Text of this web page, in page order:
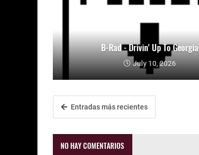
B-Rad - Drivin' Up To Georgia
July 10, 2026
Entradas más recientes
NO HAY COMENTARIOS